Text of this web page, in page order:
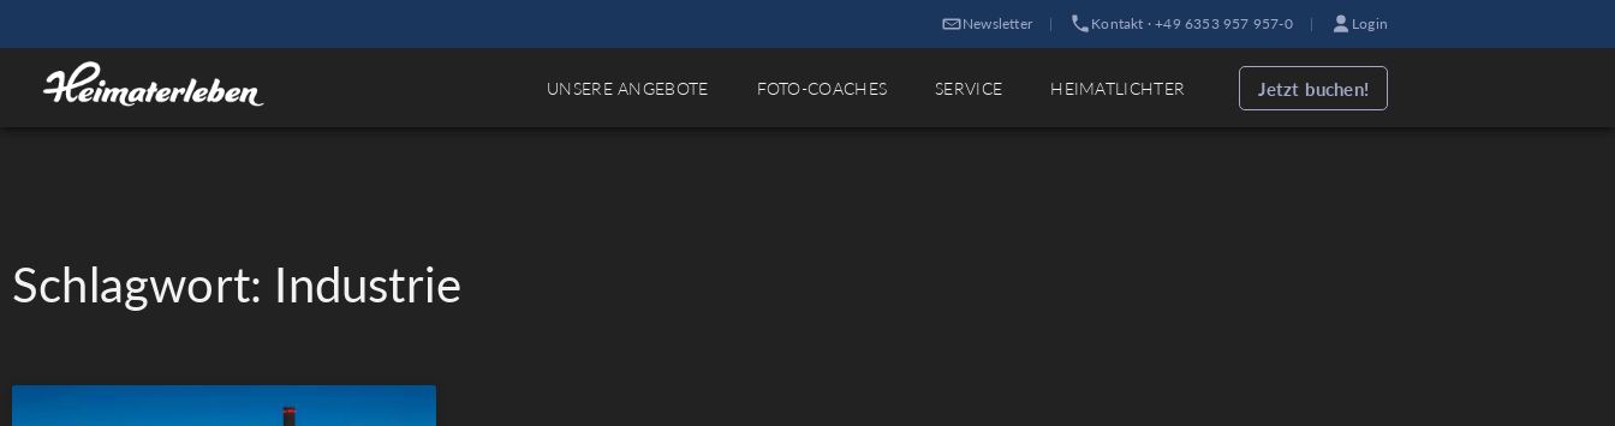
Newsletter | Kontakt · +49 6353 957 957-0 | Login
UNSERE ANGEBOTE FOTO-COACHES SERVICE HEIMATLICHTER Jetzt buchen!
Schlagwort: Industrie